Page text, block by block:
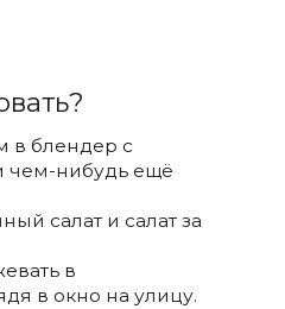
в блендер с
чем-нибудь ещё
салат и салат за
в
в окно на улицу.